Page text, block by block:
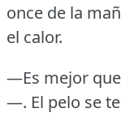
once de la
el calor.
—Es mejor
—. El pelo se